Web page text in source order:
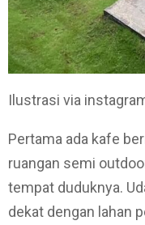
Ilustrasi via
Pertama ada kafe
ruangan semi
tempat duduknya.
dekat dengan lahan